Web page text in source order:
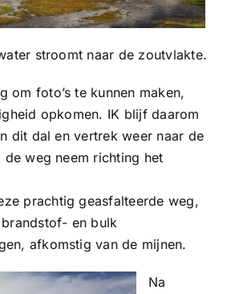
stroomt naar de zoutvlakte.
om foto’s te kunnen maken,
opkomen. IK blijf daarom
dit dal en vertrek weer naar de
weg neem richting het
prachtig geasfalteerde weg,
en bulk
afkomstig van de mijnen.
Na